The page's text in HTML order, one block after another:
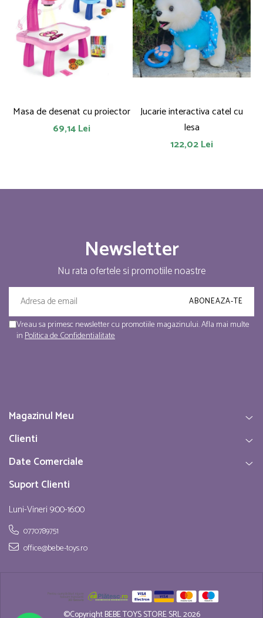
Masa de desenat cu proiector
69,14 Lei
Jucarie interactiva catel cu
lesa
122,02 Lei
Newsletter
Nu rata ofertele si promotiile noastre
Vreau sa primesc newsletter cu promotiile magazinului. Afla mai multe
inPolitica de Confidentialitate
Magazinul Meu
Clienti
Date Comerciale
Suport Clienti
Luni-Vineri 9:00-16:00
0770789751
office@bebe-toys.ro
©Copyright BEBE TOYS STORE SRL 2026